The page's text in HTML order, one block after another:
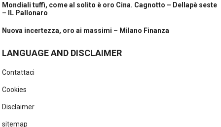
Mondiali tuffi, come al solito è oro Cina. Cagnotto – Dellapè seste
– IL Pallonaro
Nuova incertezza, oro ai massimi – Milano Finanza
LANGUAGE AND DISCLAIMER
Contattaci
Cookies
Disclaimer
sitemap